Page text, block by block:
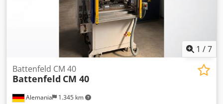
1 /7
Alemania 1.345 km
Battenfeld CM 40
Battenfeld CM 40